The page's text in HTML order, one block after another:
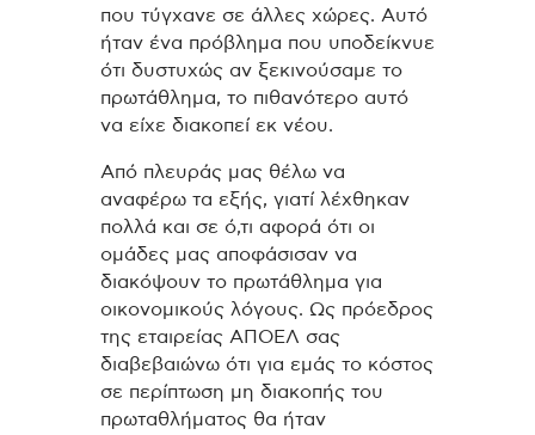
που τύγχανε σε άλλες χώρες. Αυτό
ήταν ένα πρόβλημα που υποδείκνυε
ότι δυστυχώς αν ξεκινούσαμε το
πρωτάθλημα, το πιθανότερο αυτό
να είχε διακοπεί εκ νέου.
Από πλευράς μας θέλω να
αναφέρω τα εξής, γιατί λέχθηκαν
πολλά και σε ό,τι αφορά ότι οι
ομάδες μας αποφάσισαν να
διακόψουν το πρωτάθλημα για
οικονομικούς λόγους. Ως πρόεδρος
της εταιρείας ΑΠΟΕΛ σας
διαβεβαιώνω ότι για εμάς το κόστος
σε περίπτωση μη διακοπής του
πρωταθλήματος θα ήταν